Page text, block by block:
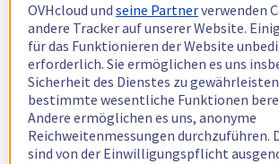
OVHcloud undseine Partnerverwenden
andere Tracker auf unserer Website.
für das Funktionieren der Website
erforderlich. Sie ermöglichen es uns
Sicherheit des Dienstes zu
bestimmte wesentliche Funktionen
Andere ermöglichen es uns, anonyme
Reichweitenmessungen durchzuführen.
sind von der Einwilligungspflicht